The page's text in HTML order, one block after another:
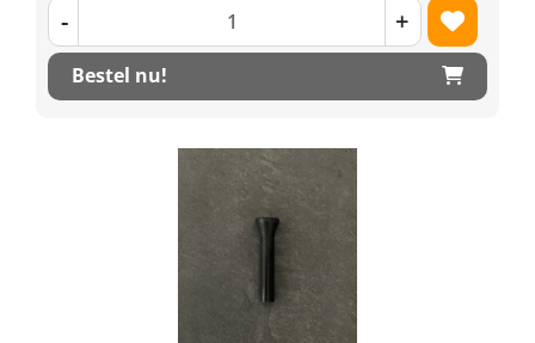
- +
Bestel nu!